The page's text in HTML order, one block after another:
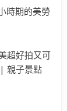
時期的美勞